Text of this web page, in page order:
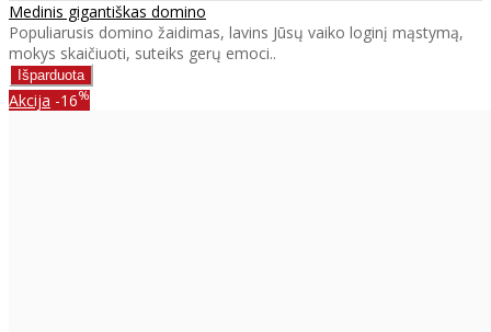
Medinis gigantiškas domino
Populiarusis domino žaidimas, lavins Jūsų vaiko loginį mąstymą,
mokys skaičiuoti, suteiks gerų emoci..
Akcija -16%